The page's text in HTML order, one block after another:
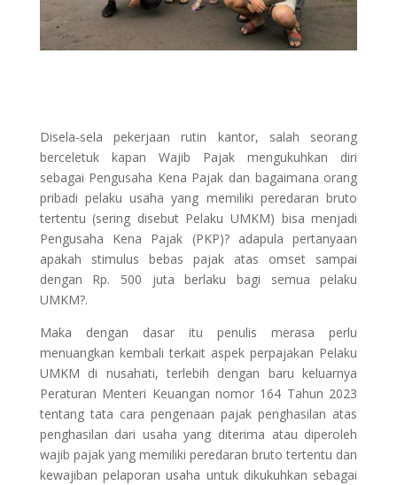
Disela-sela pekerjaan rutin kantor, salah seorang
berceletuk kapan Wajib Pajak mengukuhkan diri
sebagai Pengusaha Kena Pajak dan bagaimana orang
pribadi pelaku usaha yang memiliki peredaran bruto
tertentu (sering disebut Pelaku UMKM) bisa menjadi
Pengusaha Kena Pajak (PKP)? adapula pertanyaan
apakah stimulus bebas pajak atas omset sampai
dengan Rp. 500 juta berlaku bagi semua pelaku
UMKM?.
Maka dengan dasar itu penulis merasa perlu
menuangkan kembali terkait aspek perpajakan Pelaku
UMKM di nusahati, terlebih dengan baru keluarnya
Peraturan Menteri Keuangan nomor 164 Tahun 2023
tentang tata cara pengenaan pajak penghasilan atas
penghasilan dari usaha yang diterima atau diperoleh
wajib pajak yang memiliki peredaran bruto tertentu dan
kewajiban pelaporan usaha untuk dikukuhkan sebagai